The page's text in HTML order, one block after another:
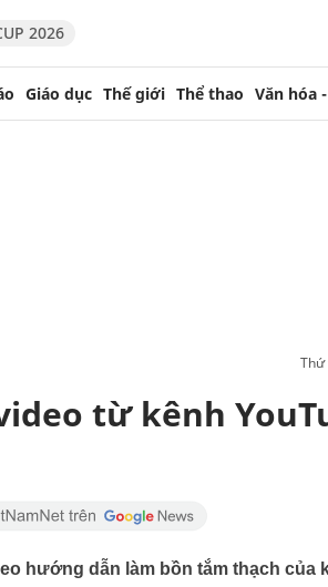
2026
Giáo dục Thế giới Thể thao Văn hóa
từ kênh
hướng dẫn làm bồn tắm thạch của